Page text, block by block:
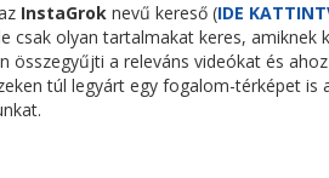
InstaGrok nevű kereső (IDE
csak olyan tartalmakat keres, amiknek
összegyűjti a releváns videókat és
túl legyárt egy fogalom-térképet